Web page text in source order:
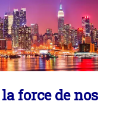
force de nos